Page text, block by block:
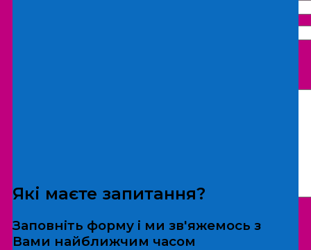
*Дані не передаються третім особам
Які маєте запитання?
Заповніть форму і ми зв'яжемось з
Вами найближчим часом